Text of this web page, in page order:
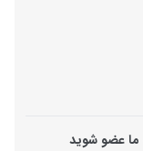
ما عضو شوید